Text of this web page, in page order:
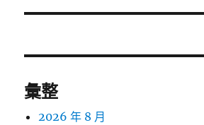
文
彙整
2026 年 8 月